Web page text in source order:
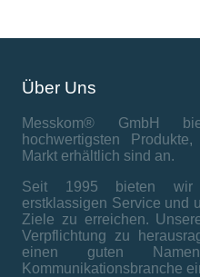
Über Uns
Messkom® GmbH
hochwertigsten
Markt erhältlich sind an.
Seit 1995 bieten wir
erstklassigen Service und
Ziele zu erreichen.
Verpflichtung zu
einen guten
Kommunikationsbranche